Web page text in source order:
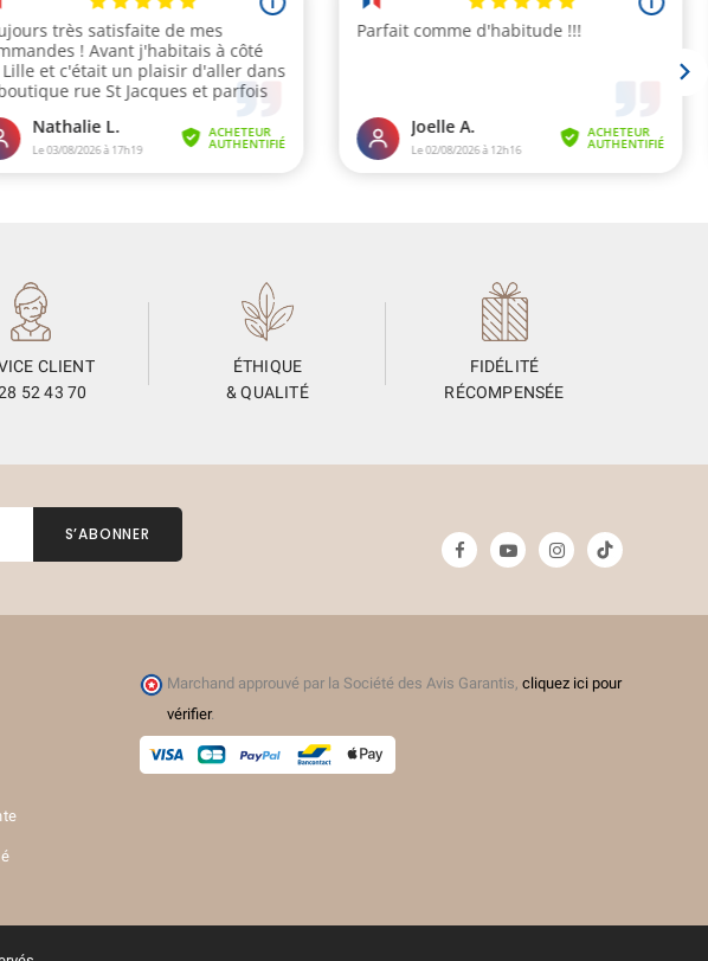
CLIENT
52 43 70
ÉTHIQUE
& QUALITÉ
FIDÉLITÉ
RÉCOMPENSÉE
Marchand approuvé par la Société des Avis Garantis, cliquez ici pour
vérifier.